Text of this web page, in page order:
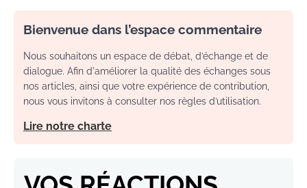
Bienvenue dans l’espace commentaire
Nous souhaitons un espace de débat, d’échange et de
dialogue. Afin d'améliorer la qualité des échanges sous
nos articles, ainsi que votre expérience de contribution,
nous vous invitons à consulter nos règles d’utilisation.
Lire notre charte